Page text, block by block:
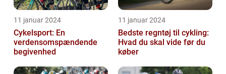
11 januar 2024
Cykelsport: En
verdensomspændende
begivenhed
11 januar 2024
Bedste regntøj til cykling:
Hvad du skal vide før du
køber